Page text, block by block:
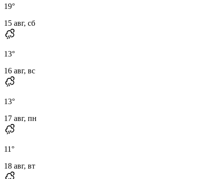
19°
15 авг, сб
13°
16 авг, вс
13°
17 авг, пн
11°
18 авг, вт